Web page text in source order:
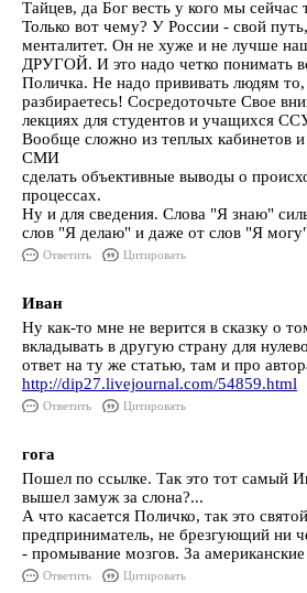
Тайцев, да Бог весть у кого мы сейчас
Только вот чему? У России - свой
менталитет. Он не хуже и не лучше
ДРУГОЙ. И это надо четко понимать
Поличка. Не надо прививать людям
разбираетесь! Сосредоточьте Свое
лекциях для студентов и учащихся
Вообще сложно из теплых кабинетов
СМИ
сделать объективные выводы о
процессах.
Ну и для сведения. Слова "Я знаю"
слов "Я делаю" и даже от слов "Я
Ответить Цитировать
Иван
Ну как-то мне не верится в сказку о
вкладывать в другую страну для
ответ на ту же статью, там и про
http://dip27.livejournal.com/54859.html
Ответить Цитировать
гога
Пошел по ссылке. Так это тот самый
вышел замуж за слона?...
А что касается Поличко, так это
предприниматель, не брезгующий ни
- промывание мозгов. За
Ответить Цитировать